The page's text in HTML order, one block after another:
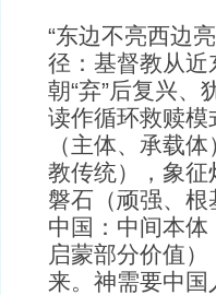
“东边不亮西边
径：基督教从
朝“弃”后复兴、
读作循环救赎模
（主体、承载
教传统），象
磐石（顽强、根
中国：中间本
启蒙部分价值
来。神需要中